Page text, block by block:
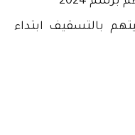
بالتسقيف ابتداء